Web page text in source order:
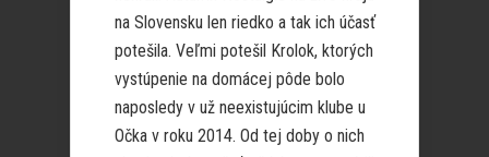
na Slovensku len riedko a tak ich účasť
potešila. Veľmi potešil Krolok, ktorých
vystúpenie na domácej pôde bolo
naposledy v už neexistujúcim klube u
Očka v roku 2014. Od tej doby o nich